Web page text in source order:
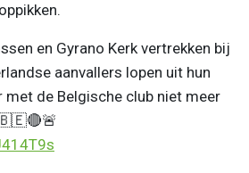
en Gyrano Kerk vertrekken bij
aanvallers lopen uit hun
met de Belgische club niet meer